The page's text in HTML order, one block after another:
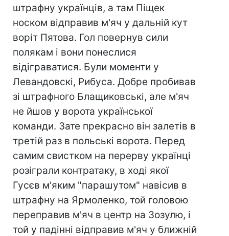
штрафну українців, а там Піщек
носком відправив м'яч у дальній кут
воріт Пятова. Гол повернув сили
полякам і вони понеслися
відіграватися. Були моменти у
Левандовскі, Рибуса. Добре пробивав
зі штрафного Блащиковські, але м'яч
не йшов у ворота української
команди. Зате прекрасно він залетів в
третій раз в польські ворота. Перед
самим свистком на перерву українці
розіграли контратаку, в ході якої
Гусєв м'яким "парашутом" навісив в
штрафну на Ярмоленко, той головою
переправив м'яч в центр на Зозулю, і
той у падінні відправив м'яч у ближній